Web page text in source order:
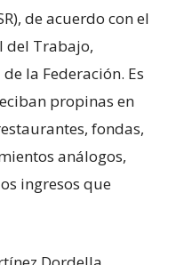
de acuerdo con el
del Trabajo,
la Federación. Es
propinas en
fondas,
análogos,
ingresos que